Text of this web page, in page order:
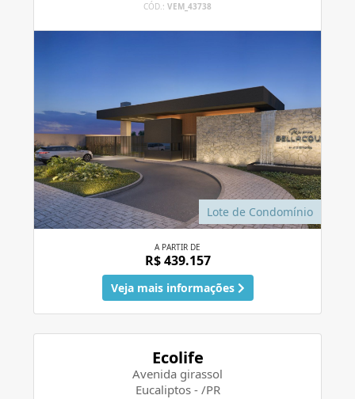
CÓD.: VEM_43738
Lote de Condomínio
A PARTIR DE
R$ 439.157
Veja mais informações
Ecolife
Avenida girassol
Eucaliptos - /PR